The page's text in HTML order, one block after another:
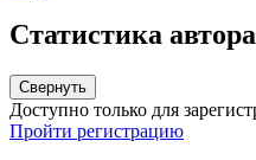
Статистика автора
Свернуть
Доступно только для
Пройти регистрацию